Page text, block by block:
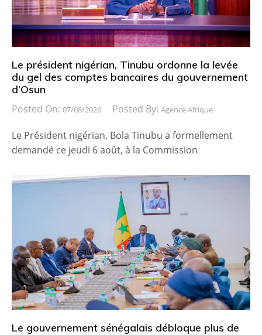
Le président nigérian, Tinubu ordonne la levée
du gel des comptes bancaires du gouvernement
d’Osun
Posted On: 07/08/2026 Posted By: Agence Afrique
Le Président nigérian, Bola Tinubu a formellement
demandé ce jeudi 6 août, à la Commission
Le gouvernement sénégalais débloque plus de